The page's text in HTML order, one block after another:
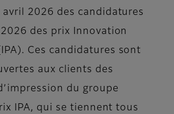
avril 2026 des candidatures
des prix Innovation
Ces candidatures sont
aux clients des
du groupe
IPA, qui se tiennent tous